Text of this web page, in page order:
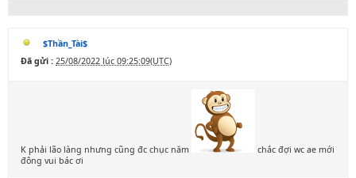
$Thần_Tài$
Đã gửi : 25/08/2022 lúc 09:25:09(UTC)
K phải lão làng nhưng cũng đc chục năm
chắc đợi wc ae mới
đông vui bác ơi